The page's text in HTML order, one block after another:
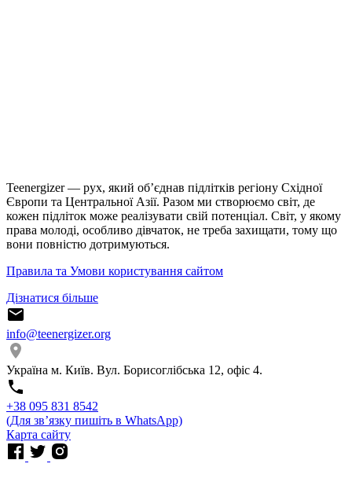
Teenergizer — рух, який об’єднав підлітків регіону Східної
Європи та Центральної Азії. Разом ми створюємо світ, де
кожен підліток може реалізувати свій потенціал. Світ, у якому
права молоді, особливо дівчаток, не треба захищати, тому що
вони повністю дотримуються.
Правила та Умови користування сайтом
Дізнатися більше
info@teenergizer.org
Україна м. Київ. Вул. Борисоглібська 12, офіс 4.
⁨+38 095 831 8542⁩
(Для звʼязку пишіть в WhatsApp)
Карта сайту